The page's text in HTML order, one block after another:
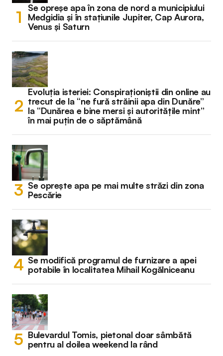
Se opreșe apa în zona de nord a municipiului
Medgidia și în stațiunile Jupiter, Cap Aurora,
Venus și Saturn
Evoluția isteriei: Conspiraționiștii din online au
trecut de la “ne fură străinii apa din Dunăre”
la “Dunărea e bine mersi și autoritățile mint”
în mai puțin de o săptămână
Se oprește apa pe mai multe străzi din zona
Pescărie
Se modifică programul de furnizare a apei
potabile în localitatea Mihail Kogălniceanu
Bulevardul Tomis, pietonal doar sâmbătă
pentru al doilea weekend la rând